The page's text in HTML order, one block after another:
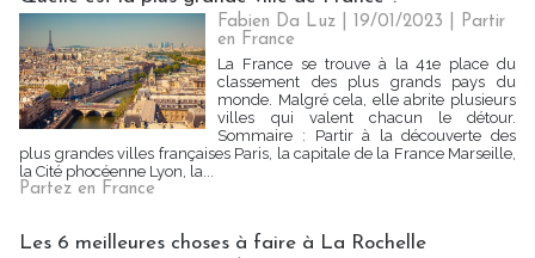
Fabien Da Luz | 19/01/2023
Partir
en France
La France se trouve à la 41e place du
classement des plus grands pays du
monde. Malgré cela, elle abrite plusieurs
villes qui valent chacun le détour.
Sommaire : Partir à la découverte des
plus grandes villes françaises Paris, la capitale de la France Marseille,
la Cité phocéenne Lyon, la...
Partez en France
Les 6 meilleures choses à faire à La Rochelle